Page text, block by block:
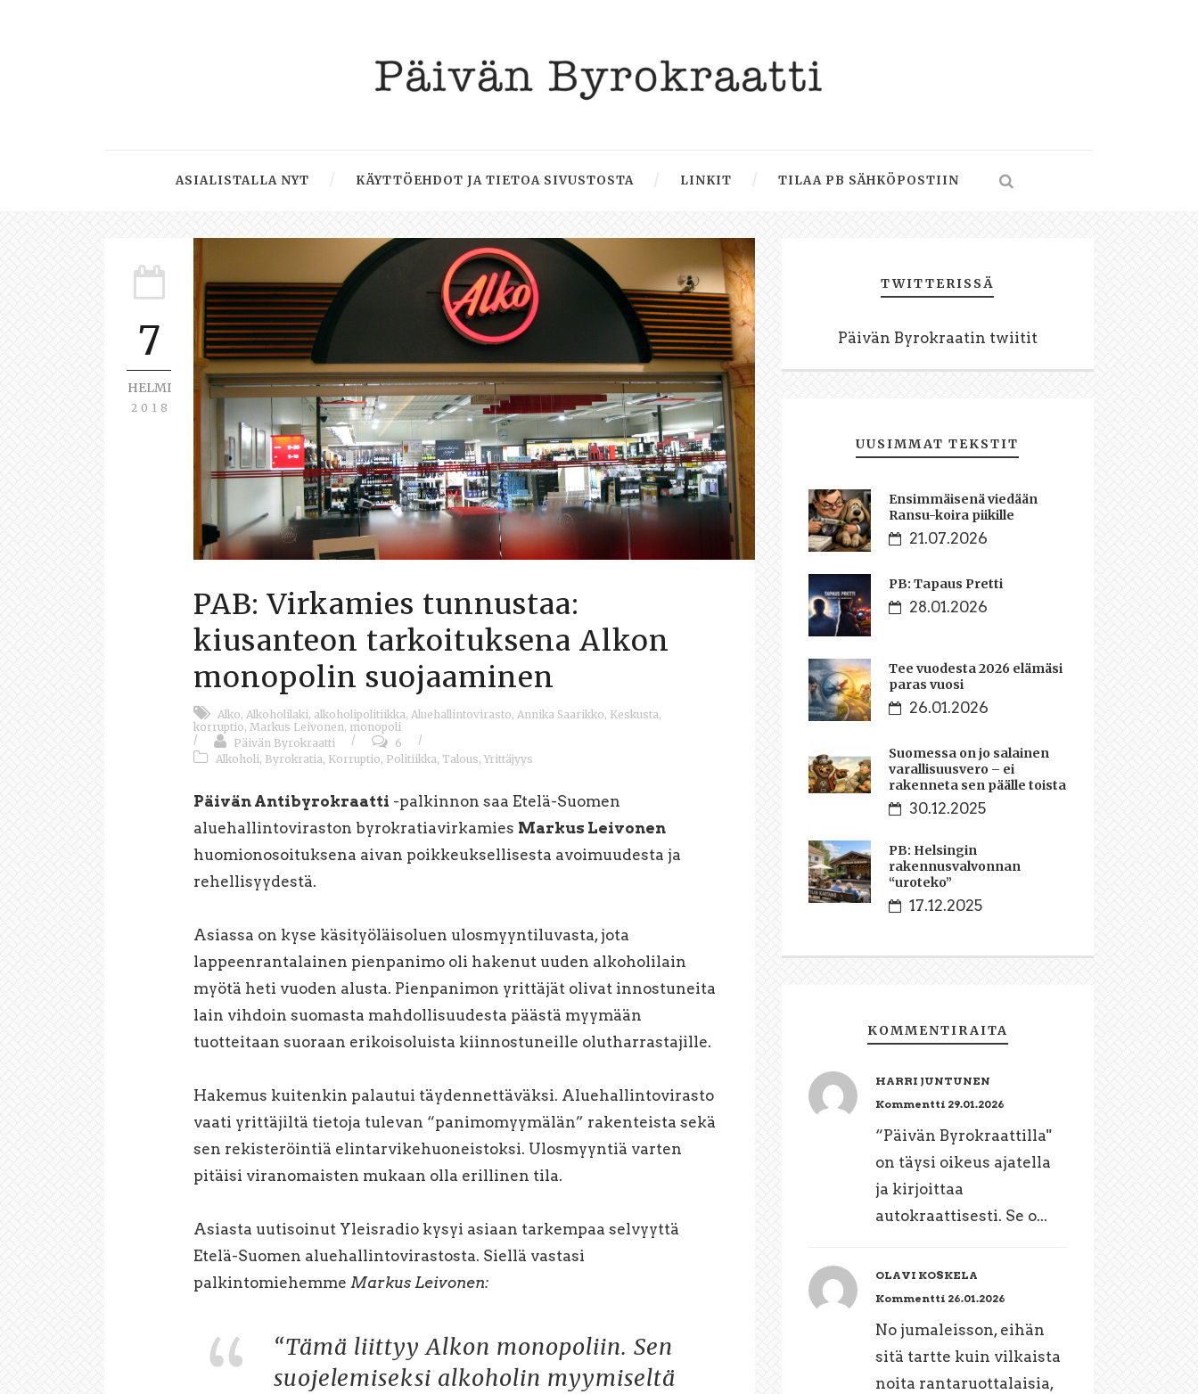
ASIALISTALLA NYT KÄYTTÖEHDOT JA TIETOA SIVUSTOSTA LINKIT TILAA PB SÄHKÖPOSTIIN
7
HELMI
2018
PAB: Virkamies tunnustaa:
kiusanteon tarkoituksena Alkon
monopolin suojaaminen
Alko, Alkoholilaki, alkoholipolitiikka, Aluehallintovirasto, Annika Saarikko, Keskusta,
korruptio, Markus Leivonen, monopoli
/
Päivän Byrokraatti / 6
/
Alkoholi, Byrokratia, Korruptio, Politiikka, Talous, Yrittäjyys
Päivän Antibyrokraatti -palkinnon saa Etelä-Suomen
aluehallintoviraston byrokratiavirkamies Markus Leivonen
huomionosoituksena aivan poikkeuksellisesta avoimuudesta ja
rehellisyydestä.
Asiassa on kyse käsityöläisoluen ulosmyyntiluvasta, jota
lappeenrantalainen pienpanimo oli hakenut uuden alkoholilain
myötä heti vuoden alusta. Pienpanimon yrittäjät olivat innostuneita
lain vihdoin suomasta mahdollisuudesta päästä myymään
tuotteitaan suoraan erikoisoluista kiinnostuneille olutharrastajille.
Hakemus kuitenkin palautui täydennettäväksi. Aluehallintovirasto
vaati yrittäjiltä tietoja tulevan “panimomyymälän” rakenteista sekä
sen rekisteröintiä elintarvikehuoneistoksi. Ulosmyyntiä varten
pitäisi viranomaisten mukaan olla erillinen tila.
Asiasta uutisoinut Yleisradio kysyi asiaan tarkempaa selvyyttä
Etelä-Suomen aluehallintovirastosta. Siellä vastasi
palkintomiehemme Markus Leivonen:
“Tämä liittyy Alkon monopoliin. Sen
suojelemiseksi alkoholin myymiseltä
TWITTERISSÄ
Päivän Byrokraatin twiitit
UUSIMMAT TEKSTIT
Ensimmäisenä viedään
Ransu-koira piikille
21.07.2026
PB: Tapaus Pretti
28.01.2026
Tee vuodesta 2026 elämäsi
paras vuosi
26.01.2026
Suomessa on jo salainen
varallisuusvero – ei
rakenneta sen päälle toista
30.12.2025
PB: Helsingin
rakennusvalvonnan
“uroteko”
17.12.2025
KOMMENTIRAITA
HARRI JUNTUNEN
Kommentti 29.01.2026
“Päivän Byrokraattilla"
on täysi oikeus ajatella
ja kirjoittaa
autokraattisesti. Se o...
OLAVI KOSKELA
Kommentti 26.01.2026
No jumaleisson, eihän
sitä tartte kuin vilkaista
noita rantaruottalaisia,